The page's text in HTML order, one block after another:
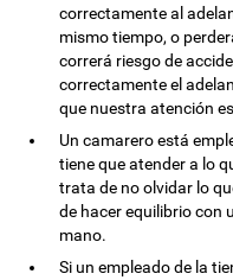
correctamente al
mismo tiempo, o
correrá riesgo de
correctamente el
que nuestra atención
Un camarero está
tiene que atender a lo
trata de no olvidar lo
de hacer equilibrio con
mano.
Si un empleado de la